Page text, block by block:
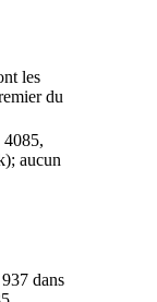
les
du
4085,
aucun
dans